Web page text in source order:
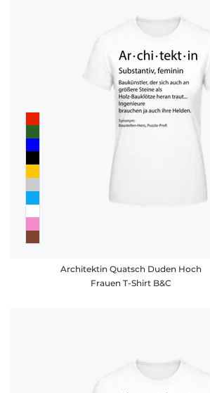
Architektin Quatsch Duden Hoch
Frauen T-Shirt B&C